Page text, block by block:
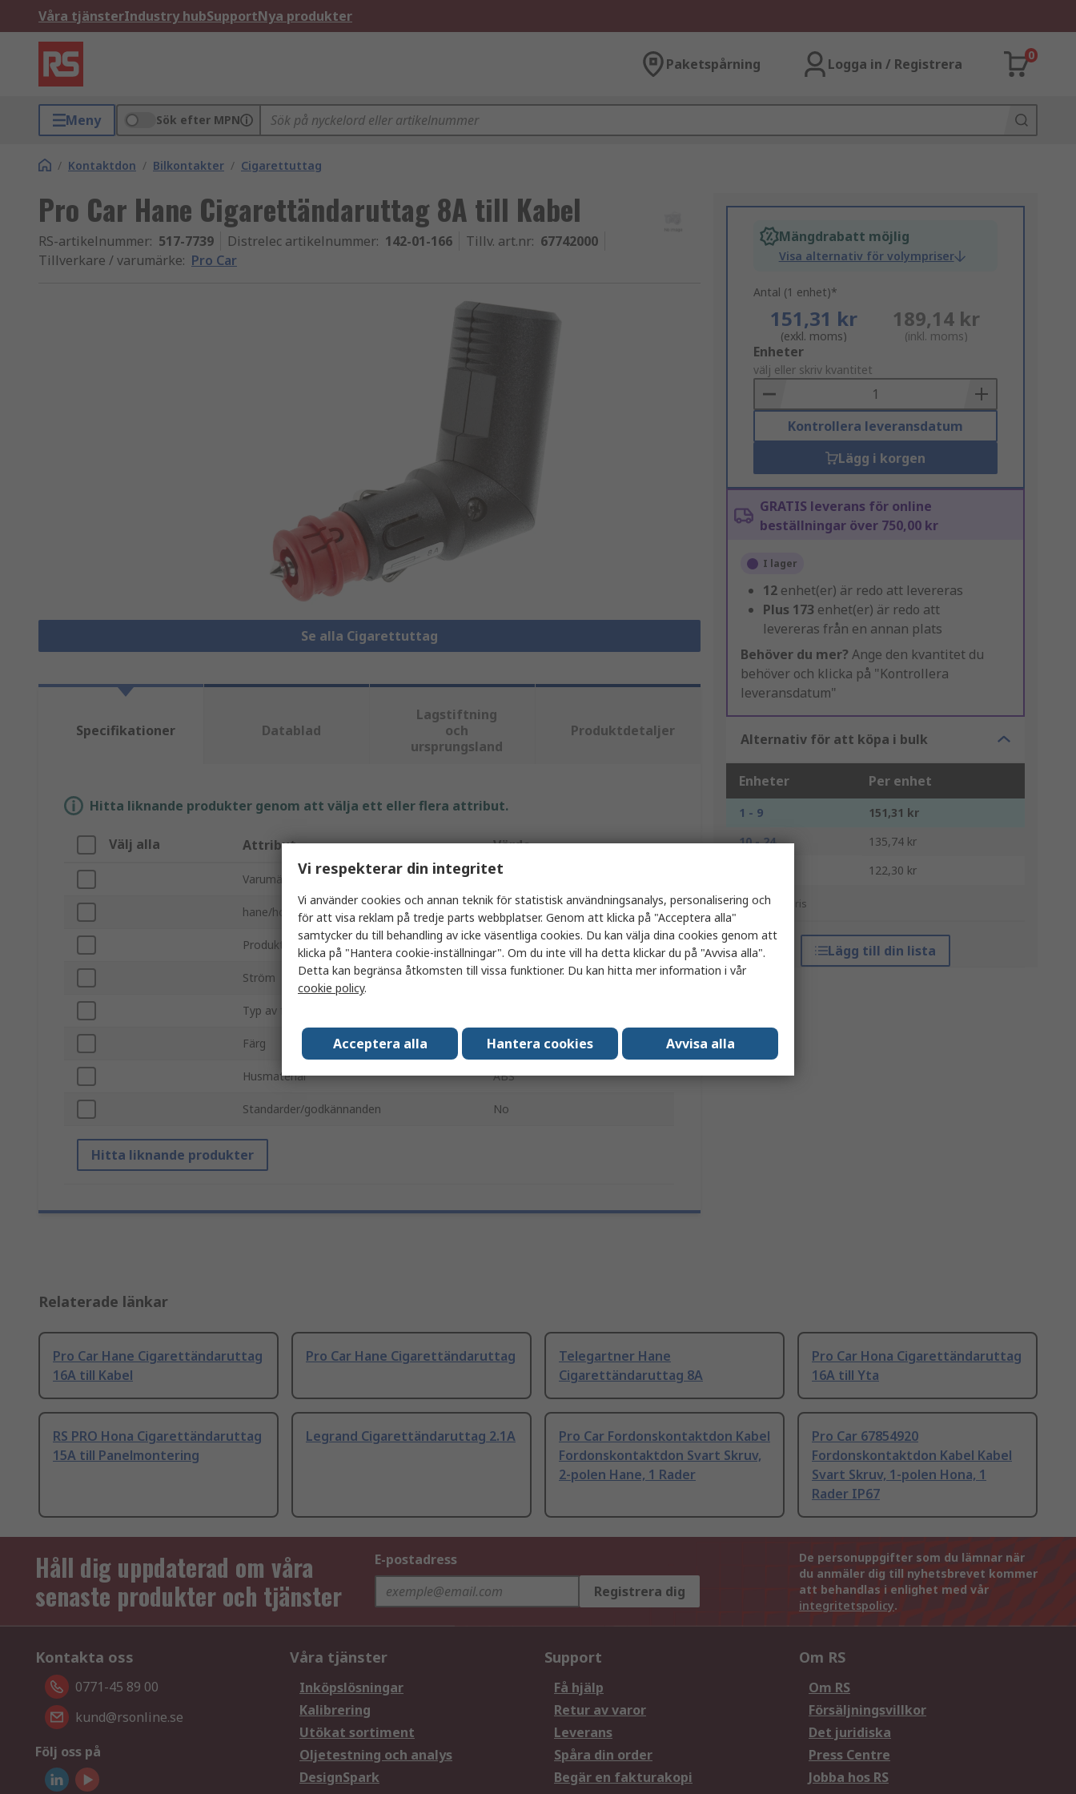
Våra tjänsterIndustry hubSupportNya produkter
Paketspårning Logga in / Registrera
0
Meny Sök efter MPN
/ Kontaktdon / Bilkontakter / Cigarettuttag
Pro Car Hane Cigarettändaruttag 8A till Kabel
RS-artikelnummer: 517-7739 Distrelec artikelnummer: 142-01-166 Tillv. art.nr: 67742000
Tillverkare / varumärke: Pro Car
Se alla Cigarettuttag
Mängdrabatt möjlig
Visa alternativ för volympriser
Antal (1 enhet)*
151,31 kr
(exkl. moms)
189,14 kr
(inkl. moms)
Add
to
Basket
Enheter
välj eller skriv kvantitet
Kontrollera leveransdatum
Lägg i korgen
GRATIS leverans för online
beställningar över 750,00 kr
I lager
12 enhet(er) är redo att levereras
Plus 173 enhet(er) är redo att
levereras från en annan plats
Behöver du mer? Ange den kvantitet du
behöver och klicka på "Kontrollera
leveransdatum"
Alternativ för att köpa i bulk
Enheter Per enhet
1 - 9
151,31 kr
10 - 24
135,74 kr
122,30 kr
*vägledande pris
Lägg till din lista
Specifikationer Datablad
Lagstiftning
och
ursprungsland
Produktdetaljer
Hitta liknande produkter genom att välja ett eller flera attribut.
Välj alla Attribut Värde
Varumärke
hane/hona Hane
Produkttyp Cigarettändaruttag
Ström 8A
Typ av fäste
Färg Röd, Svart
Husmaterial ABS
Standarder/godkännanden No
Hitta liknande produkter
Relaterade länkar
Pro Car Hane Cigarettändaruttag
16A till Kabel
Pro Car Hane Cigarettändaruttag
Telegartner Hane
Cigarettändaruttag 8A
Pro Car Hona Cigarettändaruttag
16A till Yta
RS PRO Hona Cigarettändaruttag
15A till Panelmontering
Legrand Cigarettändaruttag 2.1A
Pro Car Fordonskontaktdon Kabel
Fordonskontaktdon Svart Skruv,
2-polen Hane, 1 Rader
Pro Car 67854920
Fordonskontaktdon Kabel Kabel
Svart Skruv, 1-polen Hona, 1
Rader IP67
Håll dig uppdaterad om våra
senaste produkter och tjänster
E-postadress
Registrera dig
De personuppgifter som du lämnar när
du anmäler dig till nyhetsbrevet kommer
att behandlas i enlighet med vår
integritetspolicy.
Kontakta oss
0771-45 89 00
kund@rsonline.se
Följ oss på
Våra tjänster
Inköpslösningar
Kalibrering
Utökat sortiment
Oljetestning och analys
DesignSpark
Support
Få hjälp
Retur av varor
Leverans
Spåra din order
Begär en fakturakopi
Om RS
Om RS
Försäljningsvillkor
Det juridiska
Press Centre
Jobba hos RS
Vi respekterar din integritet
Vi använder cookies och annan teknik för statistisk användningsanalys, personalisering och
för att visa reklam på tredje parts webbplatser. Genom att klicka på "Acceptera alla"
samtycker du till behandling av icke väsentliga cookies. Du kan välja dina cookies genom att
klicka på "Hantera cookie-inställningar". Om du inte vill ha detta klickar du på "Avvisa alla".
Detta kan begränsa åtkomsten till vissa funktioner. Du kan hitta mer information i vår
cookie policy.
Acceptera alla Hantera cookies Avvisa alla